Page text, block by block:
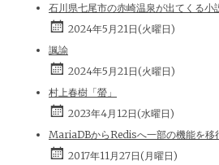
石川県七尾市の赤崎温泉が出てくる小
2024年5月21日(火曜日)
諷諭
2024年5月21日(火曜日)
村上春樹「螢」
2023年4月12日(水曜日)
MariaDBからRedisへ一部の機能を移
2017年11月27日(月曜日)